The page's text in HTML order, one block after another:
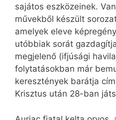
sajátos eszközeinek.
művekből készült
amelyek eleve
utóbbiak sorát
megjelenő (ifjúsági
folytatásokban már
keresztények barátja
Krisztus után 28-ban